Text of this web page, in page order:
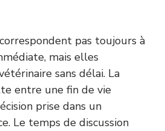
pas toujours à
mais elles
sans délai. La
entre une fin de vie
prise dans un
Le temps de discussion